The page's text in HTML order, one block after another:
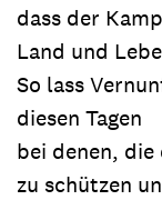
dass der
Land und
So lass
diesen Tagen
bei denen, die
zu schützen